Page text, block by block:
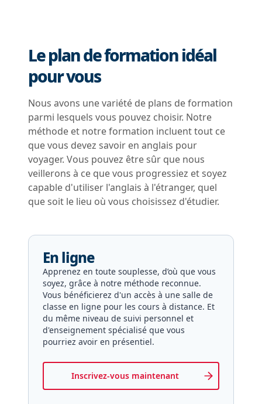
Le plan de formation idéal
pour vous
Nous avons une variété de plans de formation
parmi lesquels vous pouvez choisir. Notre
méthode et notre formation incluent tout ce
que vous devez savoir en anglais pour
voyager. Vous pouvez être sûr que nous
veillerons à ce que vous progressiez et soyez
capable d'utiliser l'anglais à l'étranger, quel
que soit le lieu où vous choisissez d'étudier.
En ligne
Apprenez en toute souplesse, d’où que vous
soyez, grâce à notre méthode reconnue.
Vous bénéficierez d'un accès à une salle de
classe en ligne pour les cours à distance. Et
du même niveau de suivi personnel et
d'enseignement spécialisé que vous
pourriez avoir en présentiel.
Inscrivez-vous maintenant